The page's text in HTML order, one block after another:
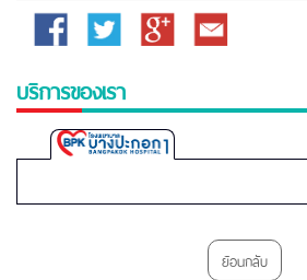
Facebook Twitter
Google
Email
บริการของเรา
Bangpakok
Hospital
ย้อนกลับ